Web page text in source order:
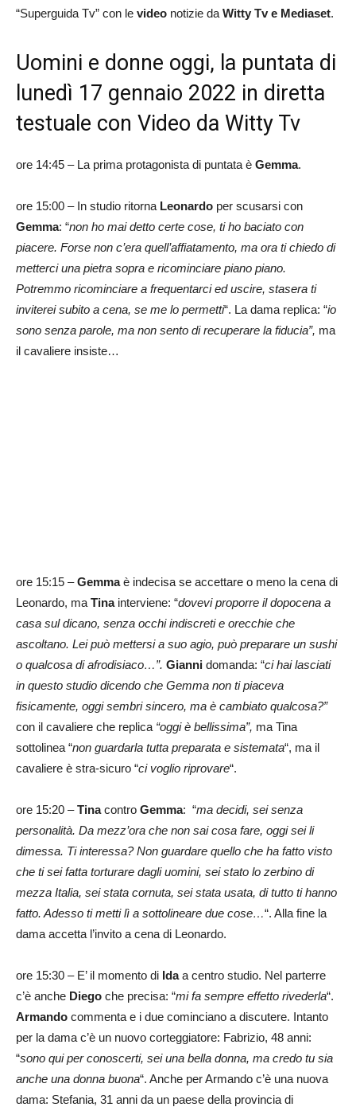
“Superguida Tv” con le video notizie da Witty Tv e Mediaset.
Uomini e donne oggi, la puntata di
lunedì 17 gennaio 2022 in diretta
testuale con Video da Witty Tv
ore 14:45 – La prima protagonista di puntata è Gemma.
ore 15:00 – In studio ritorna Leonardo per scusarsi con
Gemma: “non ho mai detto certe cose, ti ho baciato con
piacere. Forse non c’era quell’affiatamento, ma ora ti chiedo di
metterci una pietra sopra e ricominciare piano piano.
Potremmo ricominciare a frequentarci ed uscire, stasera ti
inviterei subito a cena, se me lo permetti“. La dama replica: “io
sono senza parole, ma non sento di recuperare la fiducia”, ma
il cavaliere insiste…
ore 15:15 –Gemmaè indecisa se accettare o meno la cena di
Leonardo, maTinainterviene: “dovevi proporre il dopocena a
casa sul dicano, senza occhi indiscreti e orecchie che
ascoltano. Lei può mettersi a suo agio, può preparare un sushi
o qualcosa di afrodisiaco…”. Gianni domanda: “ci hai lasciati
in questo studio dicendo che Gemma non ti piaceva
fisicamente, oggi sembri sincero, ma è cambiato qualcosa?”
con il cavaliere che replica“oggi è bellissima”, ma Tina
sottolinea “non guardarla tutta preparata e sistemata“, ma il
cavaliere è stra-sicuro “ci voglio riprovare“.
ore 15:20 –Tinacontro Gemma: “ma decidi, sei senza
personalità. Da mezz’ora che non sai cosa fare, oggi sei li
dimessa. Ti interessa? Non guardare quello che ha fatto visto
che ti sei fatta torturare dagli uomini, sei stato lo zerbino di
mezza Italia, sei stata cornuta, sei stata usata, di tutto ti hanno
fatto. Adesso ti metti lì a sottolineare due cose…“. Alla fine la
dama accetta l’invito a cena di Leonardo.
ore 15:30 – E’ il momento di Idaa centro studio. Nel parterre
c’è anche Diego che precisa: “mi fa sempre effetto rivederla“.
Armando commenta e i due cominciano a discutere. Intanto
per la dama c’è un nuovo corteggiatore: Fabrizio, 48 anni:
“sono qui per conoscerti, sei una bella donna, ma credo tu sia
anche una donna buona“. Anche per Armando c’è una nuova
dama: Stefania, 31 anni da un paese della provincia di